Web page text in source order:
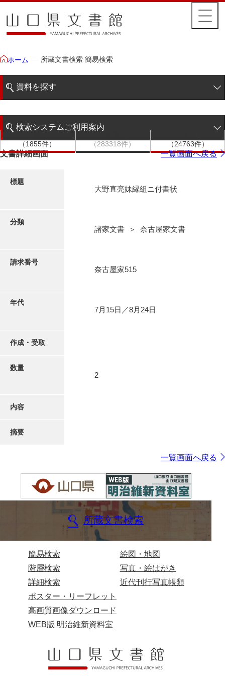
ホーム 所蔵文書検索 簡易検索
資料を探す
階層検索
写真・絵はがき
近代刊行写真帳類
検索システムご利用案内
検索システムの利用について
（1855件）
（283318件）
（24763件）
文書詳細画面 一覧画面へ戻る
標題
大野直亮妹縁組ニ付書状
分類
諸家文書 ＞ 奈古屋家文書
請求番号
奈古屋家515
年代
7月15日／8月24日
作成・受取
数量
2
内容
摘要
一覧画面へ戻る
所蔵文書検索
簡易検索
階層検索
詳細検索
絵図・地図
写真・絵はがき
近代刊行写真帳類
ポスター・リーフレット
高画質画像ダウンロード
WEB版 明治維新資料室